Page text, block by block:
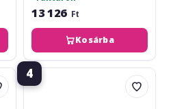
13 126 Ft
Kosárba
4
Shure
SB900